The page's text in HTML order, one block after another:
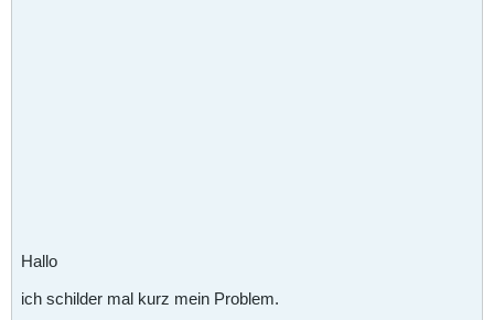
Hallo
ich schilder mal kurz mein Problem.